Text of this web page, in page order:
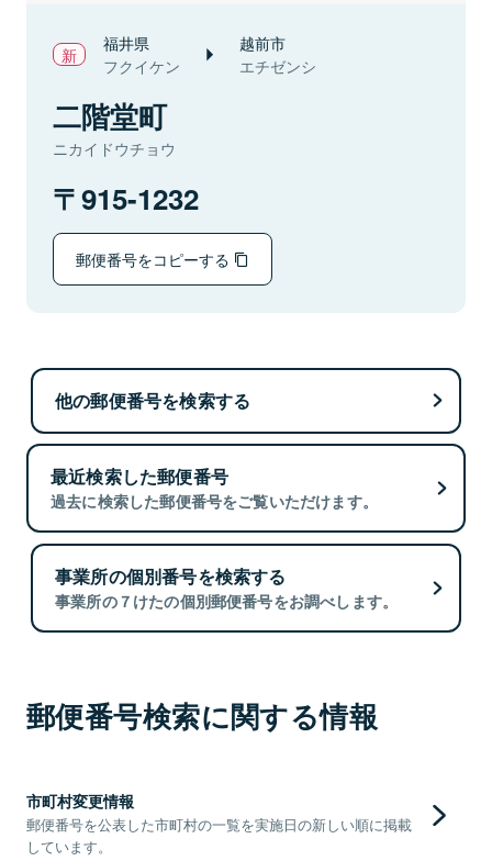
福井県
フクイケン
越前市
エチゼンシ
二階堂町
ニカイドウチョウ
915-1232
郵便番号をコピーする
他の郵便番号を検索する
最近検索した郵便番号
過去に検索した郵便番号をご覧いただけます。
事業所の個別番号を検索する
事業所の７けたの個別郵便番号をお調べします。
郵便番号検索に関する情報
市町村変更情報
郵便番号を公表した市町村の一覧を実施日の新しい順に掲載
しています。